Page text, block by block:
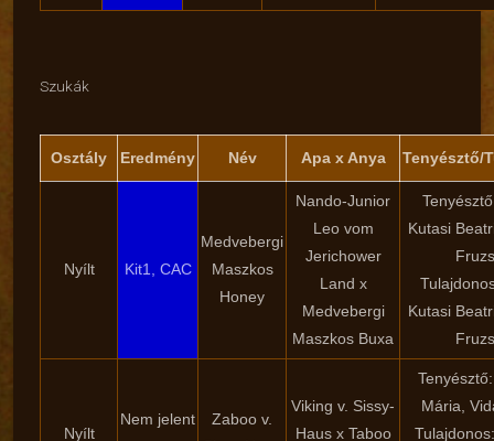
Szukák
Osztály Eredmény Név Apa x Anya Tenyésztő/
Nyílt Kit1, CAC
Medvebergi
Maszkos
Honey
Nando-Junior
Leo vom
Jerichower
Land x
Medvebergi
Maszkos Buxa
Kutasi
Kutasi
Nyílt
Nem jelent
Zaboo v.
Viking v. Sissy-
Haus x Taboo
Mária,